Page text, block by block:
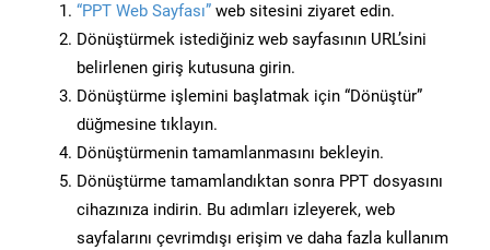
“PPT Web Sayfası” web sitesini ziyaret edin.
Dönüştürmek istediğiniz web sayfasının URL’sini
belirlenen giriş kutusuna girin.
Dönüştürme işlemini başlatmak için “Dönüştür”
düğmesine tıklayın.
Dönüştürmenin tamamlanmasını bekleyin.
Dönüştürme tamamlandıktan sonra PPT dosyasını
cihazınıza indirin. Bu adımları izleyerek, web
sayfalarını çevrimdışı erişim ve daha fazla kullanım